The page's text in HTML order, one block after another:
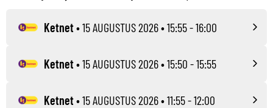
Ketnet•15 AUGUSTUS 2026• 15:55 - 16:00
Ketnet•15 AUGUSTUS 2026• 15:50 - 15:55
Ketnet•15 AUGUSTUS 2026• 11:55 - 12:00